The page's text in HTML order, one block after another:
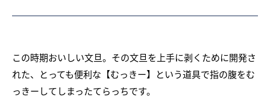
この時期おいしい文旦。その文旦を上手に剥くために開発さ
れた、とっても便利な【むっきー】という道具で指の腹をむ
っきーしてしまったてらっちです。